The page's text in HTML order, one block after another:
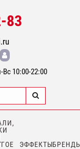
83
10:00-22:00
ЭФФЕКТЫ